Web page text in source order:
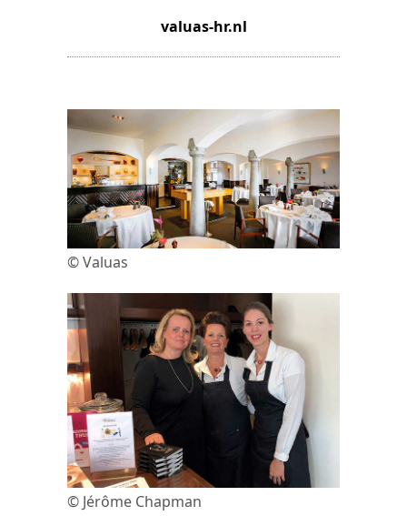
valuas-hr.nl
© Valuas
© Jérôme Chapman